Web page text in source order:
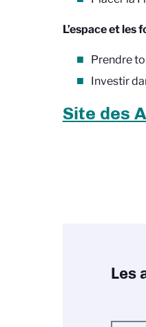
L’espace et les
Prendre
Investir
Site des
Les